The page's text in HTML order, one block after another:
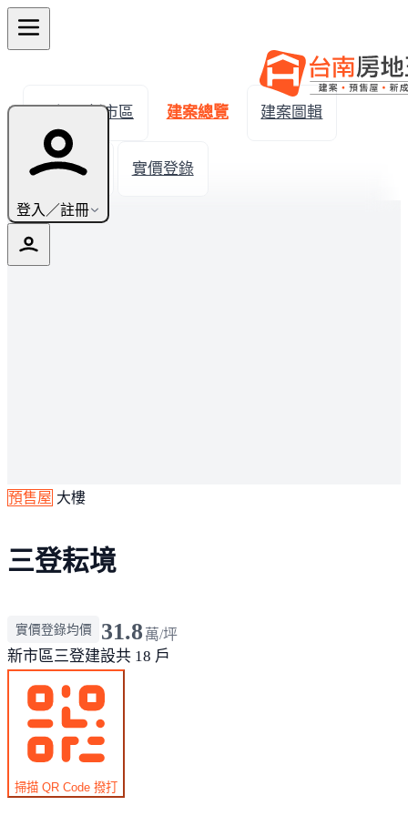
登入／註冊
← 返回新市區 建案總覽 建案圖輯
生活機能 實價登錄
預售屋 大樓
三登耘境
實價登錄均價 31.8 萬/坪
新市區三登建設共 18 戶
掃描 QR Code 撥打